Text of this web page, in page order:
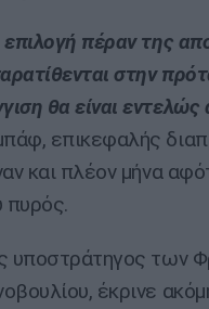
επιλογή πέραν της
στην
θα είναι εντελώς
επικεφαλής
και πλέον μήνα
πυρός.
υποστράτηγος των
έκρινε